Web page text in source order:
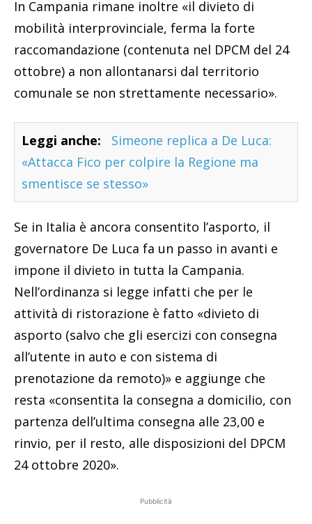
In Campania rimane inoltre «il divieto di
mobilità interprovinciale, ferma la forte
raccomandazione (contenuta nel DPCM del 24
ottobre) a non allontanarsi dal territorio
comunale se non strettamente necessario».
Leggi anche:
Simeone replica a De Luca:
«Attacca Fico per colpire la Regione ma
smentisce se stesso»
Se in Italia è ancora consentito l’asporto, il
governatore De Luca fa un passo in avanti e
impone il divieto in tutta la Campania.
Nell’ordinanza si legge infatti che per le
attività di ristorazione è fatto «divieto di
asporto (salvo che gli esercizi con consegna
all’utente in auto e con sistema di
prenotazione da remoto)» e aggiunge che
resta «consentita la consegna a domicilio, con
partenza dell’ultima consegna alle 23,00 e
rinvio, per il resto, alle disposizioni del DPCM
24 ottobre 2020».
Pubblicità